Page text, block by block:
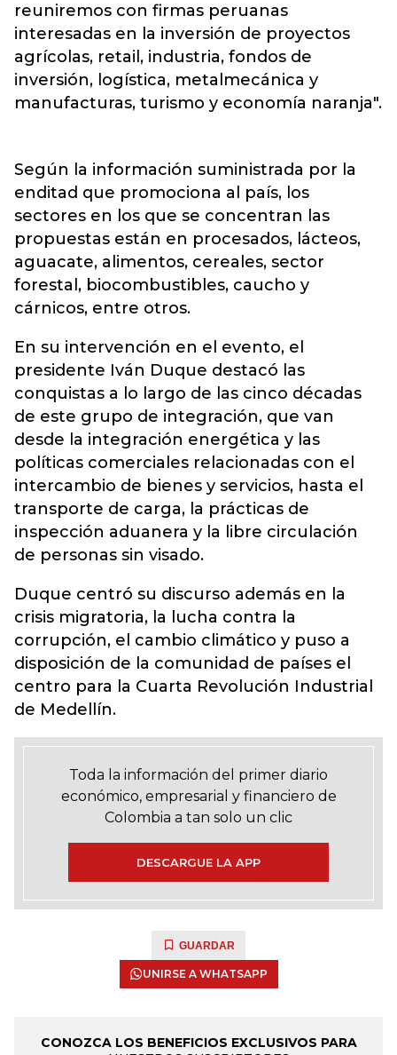
reuniremos con firmas peruanas
interesadas en la inversión de proyectos
agrícolas, retail, industria, fondos de
inversión, logística, metalmecánica y
manufacturas, turismo y economía naranja".
Según la información suministrada por la
enditad que promociona al país, los
sectores en los que se concentran las
propuestas están en procesados, lácteos,
aguacate, alimentos, cereales, sector
forestal, biocombustibles, caucho y
cárnicos, entre otros.
En su intervención en el evento, el
presidente Iván Duque destacó las
conquistas a lo largo de las cinco décadas
de este grupo de integración, que van
desde la integración energética y las
políticas comerciales relacionadas con el
intercambio de bienes y servicios, hasta el
transporte de carga, la prácticas de
inspección aduanera y la libre circulación
de personas sin visado.
Duque centró su discurso además en la
crisis migratoria, la lucha contra la
corrupción, el cambio climático y puso a
disposición de la comunidad de países el
centro para la Cuarta Revolución Industrial
de Medellín.
Toda la información del primer diario
económico, empresarial y financiero de
Colombia a tan solo un clic
DESCARGUE LA APP
GUARDAR
UNIRSE A WHATSAPP
CONOZCA LOS BENEFICIOS EXCLUSIVOS PARA